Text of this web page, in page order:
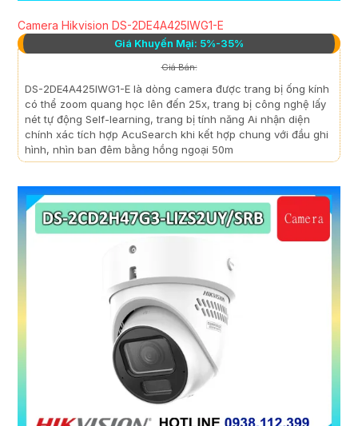
Camera Hikvision DS-2DE4A425IWG1-E
Giá Khuyến Mại: 5%-35%
Giá Bán:
DS-2DE4A425IWG1-E là dòng camera được trang bị ống kính
có thể zoom quang học lên đến 25x, trang bị công nghệ lấy
nét tự động Self-learning, trang bị tính năng Ai nhận diện
chính xác tích hợp AcuSearch khi kết hợp chung với đầu ghi
hình, nhìn ban đêm bằng hồng ngoại 50m